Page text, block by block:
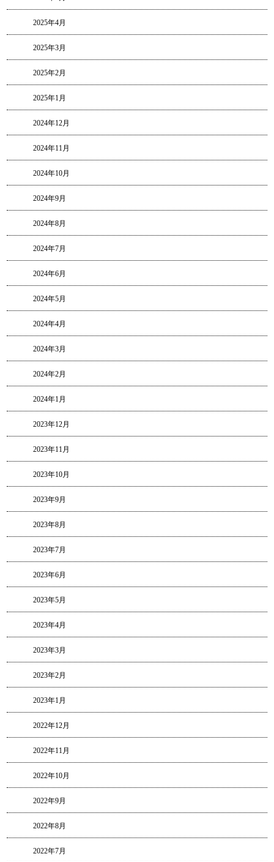
2025年4月
2025年3月
2025年2月
2025年1月
2024年12月
2024年11月
2024年10月
2024年9月
2024年8月
2024年7月
2024年6月
2024年5月
2024年4月
2024年3月
2024年2月
2024年1月
2023年12月
2023年11月
2023年10月
2023年9月
2023年8月
2023年7月
2023年6月
2023年5月
2023年4月
2023年3月
2023年2月
2023年1月
2022年12月
2022年11月
2022年10月
2022年9月
2022年8月
2022年7月